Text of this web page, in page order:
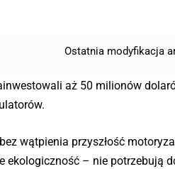
Ostatnia modyfikacja
aż 50 milionów
wątpienia przyszłość
ekologiczność – nie potrzebują